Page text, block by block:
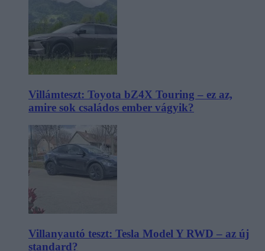
Villámteszt: Toyota bZ4X Touring – ez az,
amire sok családos ember vágyik?
Villanyautó teszt: Tesla Model Y RWD – az új
standard?